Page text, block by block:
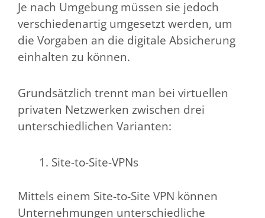
Je nach Umgebung müssen sie jedoch
verschiedenartig umgesetzt werden, um
die Vorgaben an die digitale Absicherung
einhalten zu können.
Grundsätzlich trennt man bei virtuellen
privaten Netzwerken zwischen drei
unterschiedlichen Varianten:
Site-to-Site-VPNs
Mittels einem Site-to-Site VPN können
Unternehmungen unterschiedliche